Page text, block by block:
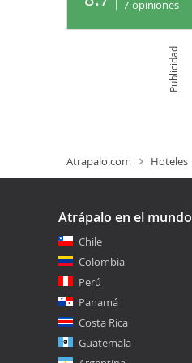
7 opiniones
Publicidad
Atrapalo.com Hoteles
Atrápalo en el mundo
Chile
Colombia
Perú
Panamá
Costa Rica
Guatemala